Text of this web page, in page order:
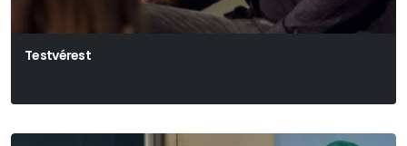
Testvérest